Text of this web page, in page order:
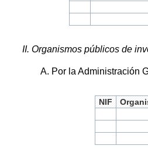
II. Organismos públicos de
A. Por la Administración
NIF